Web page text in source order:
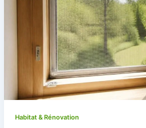
Habitat & Rénovation